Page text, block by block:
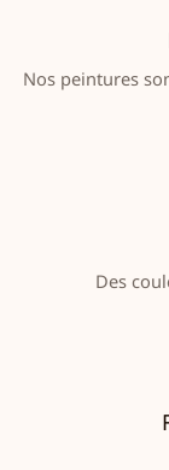
Nos peintures
Des